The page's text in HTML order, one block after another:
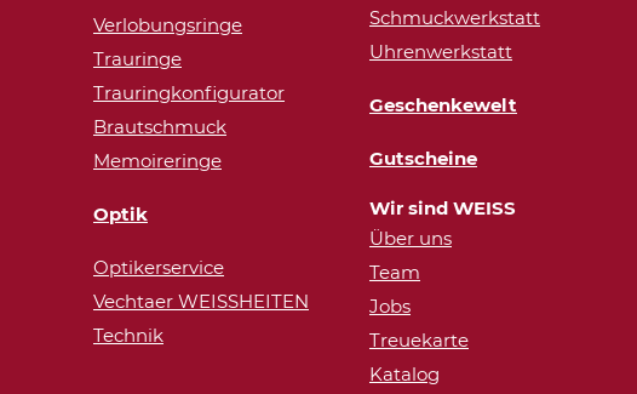
Verlobungsringe
Trauringe
Trauringkonfigurator
Brautschmuck
Memoireringe
Optik
Optikerservice
Vechtaer WEISSHEITEN
Technik
Schmuckwerkstatt
Uhrenwerkstatt
Geschenkewelt
Gutscheine
Wir sind WEISS
Über uns
Team
Jobs
Treuekarte
Katalog